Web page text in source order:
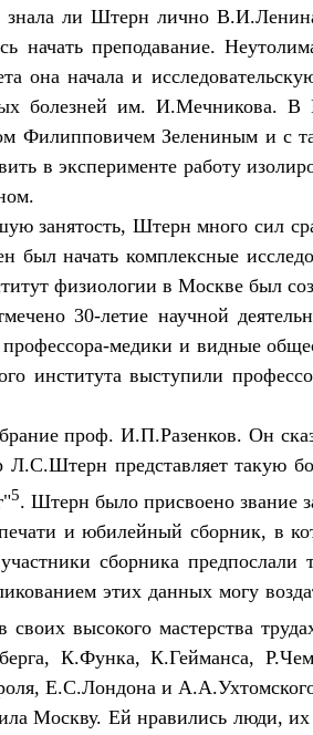
ли Штерн лично
начать преподавание.
она начала и
болезней им. И.Мечникова. В
Филипповичем Зелениным и с
в эксперименте работу
занятость, Штерн много сил
был начать комплексные
физиологии в Москве был
30-летие научной
медики и видные
института выступили
проф. И.П.Разенков. Он
Л.С.Штерн представляет такую
5. Штерн было присвоено звание
и юбилейный сборник, в
сборника
этих данных могу
своих высокого мастерства
К.Функа, К.Гейманса,
Е.С.Лондона и
Москву. Ей нравились люди, их